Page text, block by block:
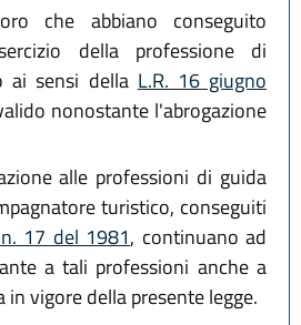
che abbiano conseguito
della professione di
ai sensi della L.R. 16 giugno
nonostante l'abrogazione
alle professioni di guida
turistico, conseguiti
17 del 1981, continuano ad
a tali professioni anche a
vigore della presente legge.